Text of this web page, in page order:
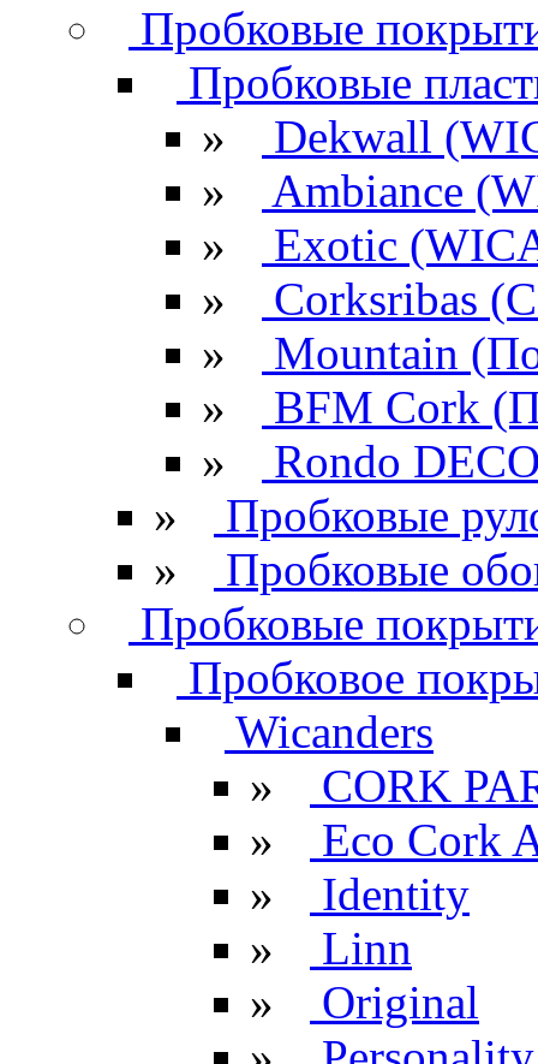
Пробковые
Пробковые
»
Dekwall
»
Ambiance
»
Exotic
»
Corksribas
»
Mountain
»
BFM Cork
»
Rondo
»
Пробковые
»
Пробковые
Пробковые
Пробковое
Wicanders
»
CORK
»
Eco Cork
»
Identity
»
Linn
»
Original